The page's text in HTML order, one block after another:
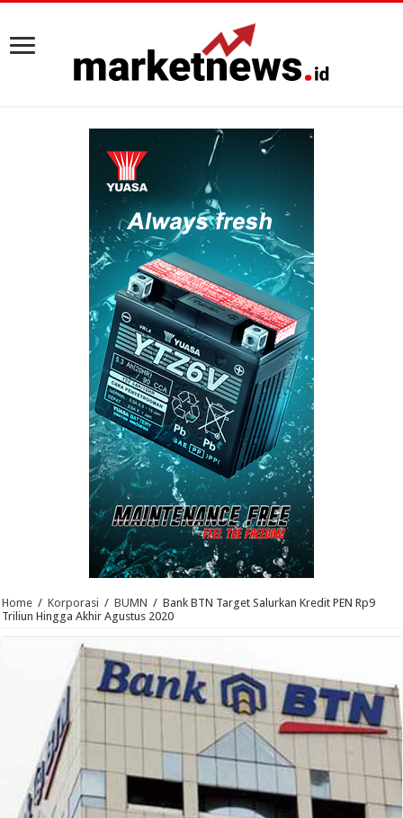
Home / Korporasi / BUMN / Bank BTN Target Salurkan Kredit PEN Rp9
Triliun Hingga Akhir Agustus 2020